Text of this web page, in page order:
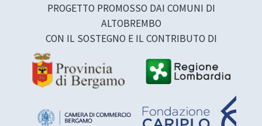
PROGETTO PROMOSSO DAI COMUNI DI
ALTOBREMBO
CON IL SOSTEGNO E IL CONTRIBUTO DI